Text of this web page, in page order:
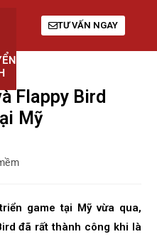
TƯ VẤN NGAY
Flappy Bird
Mỹ
game tại Mỹ vừa qua,
đã rất thành công khi là